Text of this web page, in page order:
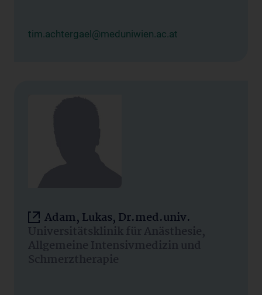
tim.achtergael@meduniwien.ac.at
Adam, Lukas, Dr.med.univ.
Universitätsklinik für Anästhesie,
Allgemeine Intensivmedizin und
Schmerztherapie